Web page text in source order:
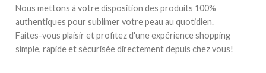
Nous mettons à votre disposition des produits 100%
authentiques pour sublimer votre peau au quotidien.
Faites-vous plaisir et profitez d'une expérience shopping
simple, rapide et sécurisée directement depuis chez vous!